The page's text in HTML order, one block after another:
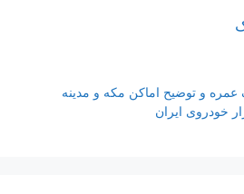
و توضیح اماکن مکه و مدینه